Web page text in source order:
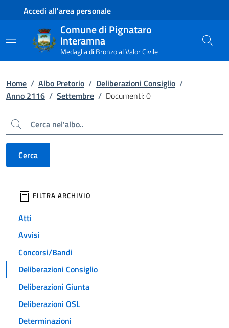
Contenuto principale
Piede di paginaAccedi all'area personale
Comune di Pignataro
Interamna
Medaglia di Bronzo al Valor Civile
Home / Albo Pretorio / Deliberazioni Consiglio /
Anno 2116 / Settembre / Documenti: 0
Cerca
Cerca
filtri da applicare
FILTRA ARCHIVIO
Atti
Avvisi
Concorsi/Bandi
Deliberazioni Consiglio
Deliberazioni Giunta
Deliberazioni OSL
Determinazioni